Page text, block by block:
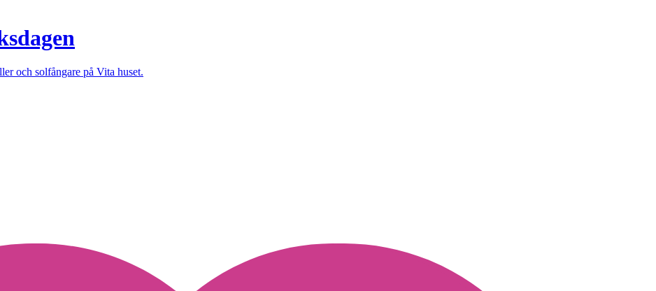
och solfångare på Vita huset.